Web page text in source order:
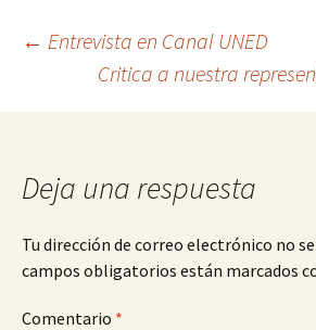
Navegación
de
entradas
← Entrevista en Canal UNED
Critica a nuestra
Deja una respuesta
Tu dirección de correo electrónico no
campos obligatorios están marcados
Comentario *